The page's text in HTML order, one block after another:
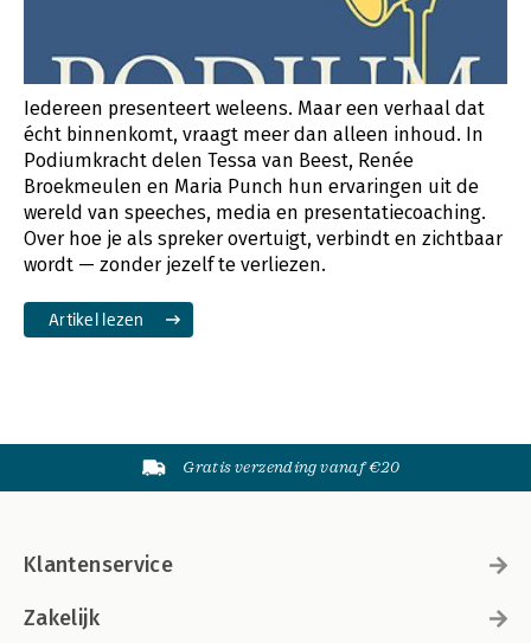
Iedereen presenteert weleens. Maar een verhaal dat
écht binnenkomt, vraagt meer dan alleen inhoud. In
Podiumkracht delen Tessa van Beest, Renée
Broekmeulen en Maria Punch hun ervaringen uit de
wereld van speeches, media en presentatiecoaching.
Over hoe je als spreker overtuigt, verbindt en zichtbaar
wordt — zonder jezelf te verliezen.
Artikel lezen
Gratis verzending vanaf €20
Klantenservice
Zakelijk